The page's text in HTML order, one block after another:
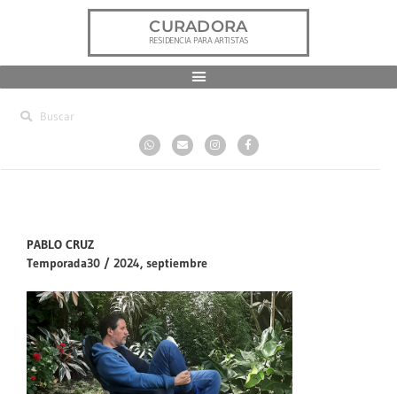
CURADORA
RESIDENCIA PARA ARTISTAS
PABLO CRUZ
Temporada30 / 2024, septiembre